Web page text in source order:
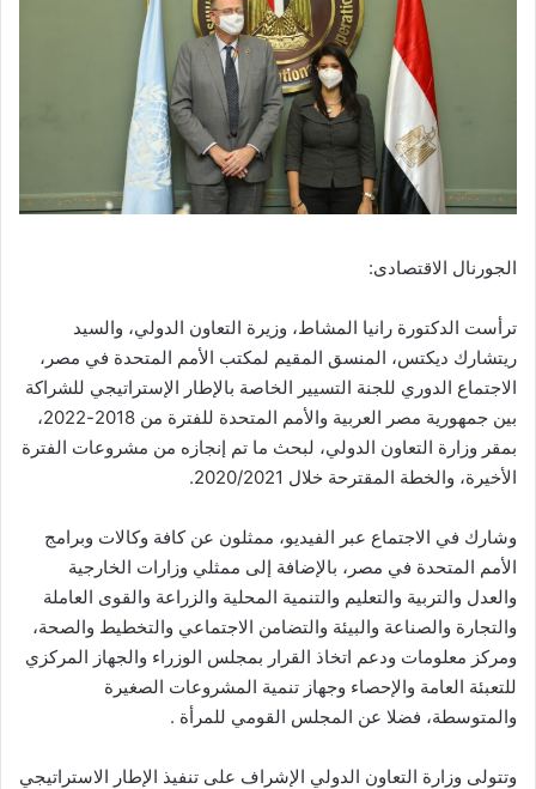
الجورنال الاقتصادى:
ترأست الدكتورة رانيا المشاط، وزيرة التعاون الدولي، والسيد
ريتشارك ديكتس، المنسق المقيم لمكتب الأمم المتحدة في مصر،
الاجتماع الدوري للجنة التسيير الخاصة بالإطار الإستراتيجي للشراكة
بين جمهورية مصر العربية والأمم المتحدة للفترة من 2018-2022،
بمقر وزارة التعاون الدولي، لبحث ما تم إنجازه من مشروعات الفترة
الأخيرة، والخطة المقترحة خلال 2020/2021.
وشارك في الاجتماع عبر الفيديو، ممثلون عن كافة وكالات وبرامج
الأمم المتحدة في مصر، بالإضافة إلى ممثلي وزارات الخارجية
والعدل والتربية والتعليم والتنمية المحلية والزراعة والقوى العاملة
والتجارة والصناعة والبيئة والتضامن الاجتماعي والتخطيط والصحة،
ومركز معلومات ودعم اتخاذ القرار بمجلس الوزراء والجهاز المركزي
للتعبئة العامة والإحصاء وجهاز تنمية المشروعات الصغيرة
والمتوسطة، فضلا عن المجلس القومي للمرأة .
وتتولى وزارة التعاون الدولي الإشراف على تنفيذ الإطار الاستراتيجي